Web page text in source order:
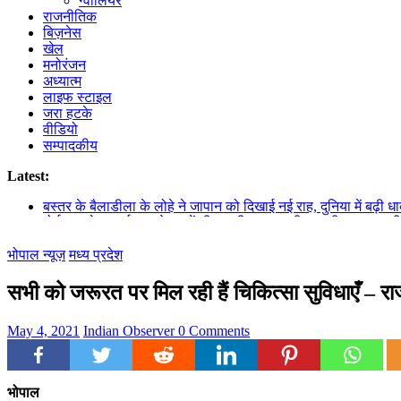
राजनीतिक
बिज़नेस
खेल
मनोरंजन
अध्यात्म
लाइफ स्टाइल
जरा हटके
वीडियो
सम्पादकीय
Latest:
बस्तर के बैलाडीला के लोहे ने जापान को दिखाई नई राह, दुनिया में बढ़ी
प्रयागराज में SRN अस्पताल का नाम बदलने की मांग तेज, ठाकुर रोशन
भोपाल न्यूज़ मध्य प्रदेश
सभी को जरूरत पर मिल रही हैं चिकित्सा सुविधाएँ –
May 4, 2021 Indian Observer0 Comments
भोपाल